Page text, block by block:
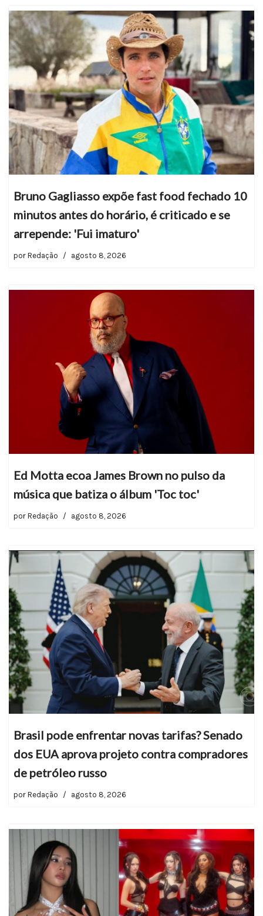
Bruno Gagliasso expõe fast food fechado 10
minutos antes do horário, é criticado e se
arrepende: 'Fui imaturo'
por Redação agosto 8, 2026
Ed Motta ecoa James Brown no pulso da
música que batiza o álbum 'Toc toc'
por Redação agosto 8, 2026
Brasil pode enfrentar novas tarifas? Senado
dos EUA aprova projeto contra compradores
de petróleo russo
por Redação agosto 8, 2026